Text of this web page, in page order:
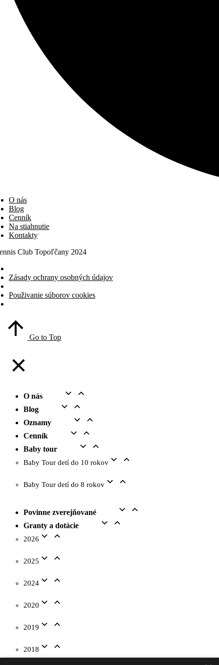
O nás
Blog
Cenník
Na stiahnutie
Kontakty
Club Topoľčany 2024
Zásady ochrany osobných údajov
Použivanie súborov cookies
Go to Top
O nás
Blog
Oznamy
Cenník
Baby tour
Baby Tour detí do 10 rokov
Baby Tour detí do 8 rokov
Povinne zverejňované
Granty a dotácie
2026
2025
2024
2020
2019
2018